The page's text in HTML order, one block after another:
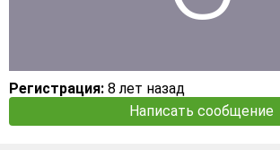
Регистрация: 8 лет назад
Написать сообщение